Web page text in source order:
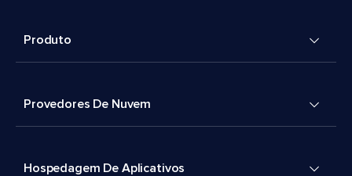
Produto
Provedores De Nuvem
Hospedagem De Aplicativos